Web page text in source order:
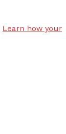
Learn how your